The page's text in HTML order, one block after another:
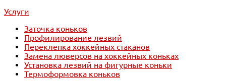
Услуги
Заточка коньков
Профилирование лезвий
Переклепка хоккейных стаканов
Замена люверсов на хоккейных коньках
Установка лезвий на фигурные коньки
Термоформовка коньков